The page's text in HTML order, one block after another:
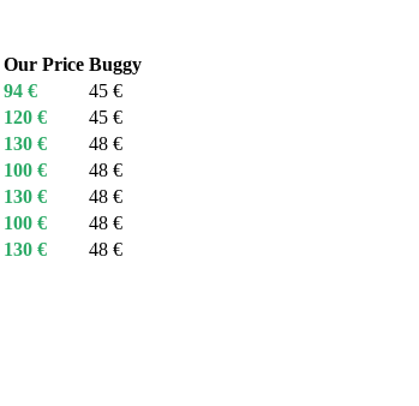
Our Price Buggy
94 €
45 €
120 €
45 €
130 €
48 €
100 €
48 €
130 €
48 €
100 €
48 €
130 €
48 €